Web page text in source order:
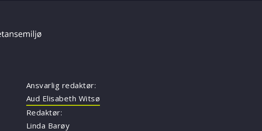
Ansvarlig redaktør:
Aud Elisabeth Witsø
Redaktør:
Linda Barøy